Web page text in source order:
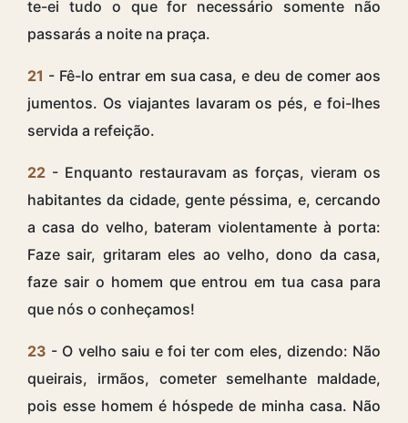
te-ei tudo o que for necessário somente não
passarás a noite na praça.
21 - Fê-lo entrar em sua casa, e deu de comer aos
jumentos. Os viajantes lavaram os pés, e foi-lhes
servida a refeição.
22 - Enquanto restauravam as forças, vieram os
habitantes da cidade, gente péssima, e, cercando
a casa do velho, bateram violentamente à porta:
Faze sair, gritaram eles ao velho, dono da casa,
faze sair o homem que entrou em tua casa para
que nós o conheçamos!
23 - O velho saiu e foi ter com eles, dizendo: Não
queirais, irmãos, cometer semelhante maldade,
pois esse homem é hóspede de minha casa. Não